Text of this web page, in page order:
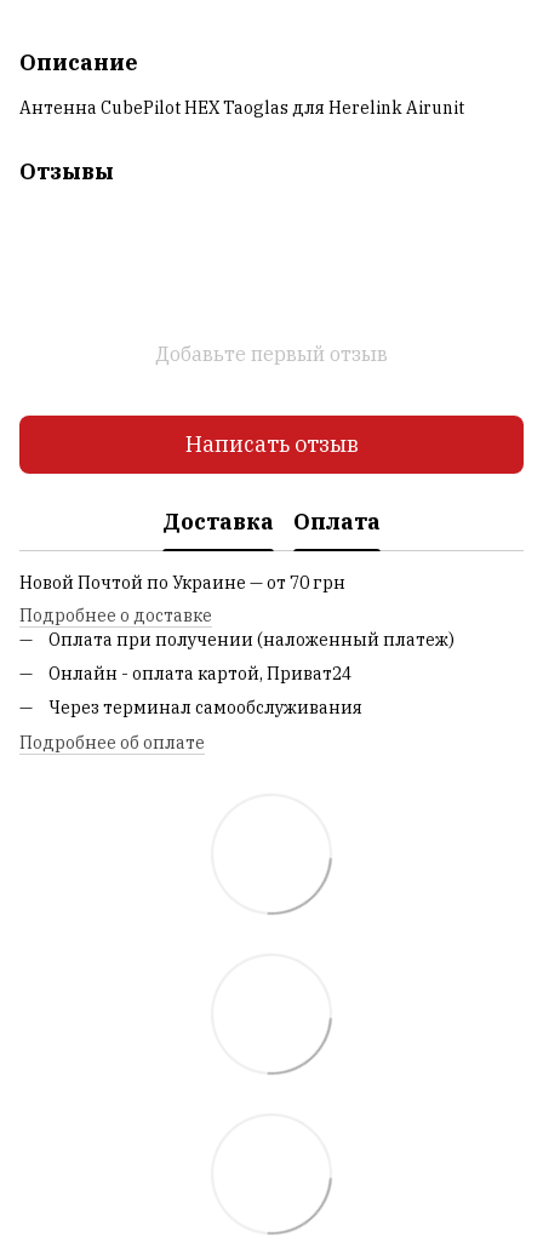
Описание
Антенна CubePilot HEX Taoglas для Herelink Airunit
Отзывы
Добавьте первый отзыв
Написать отзыв
Доставка Оплата
Новой Почтой по Украине — от 70 грн
Подробнее о доставке
Оплата при получении (наложенный платеж)
Онлайн - оплата картой, Приват24
Через терминал самообслуживания
Подробнее об оплате